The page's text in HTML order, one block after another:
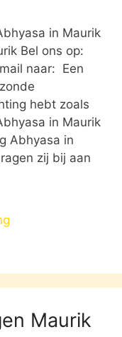
in Maurik
Bel ons op:
naar: Een
hebt zoals
in Maurik
Abhyasa in
zij bij aan
Maurik